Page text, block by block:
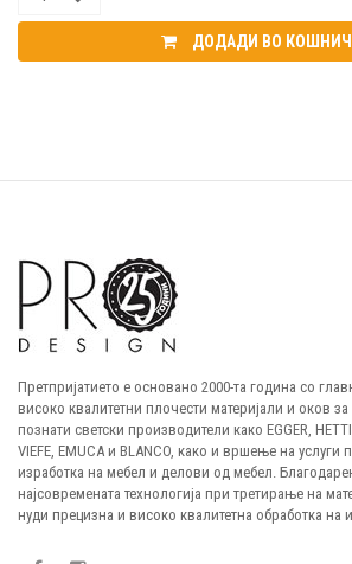
ДОДАДИ ВО
Претпријатието е основано 2000-та година со
високо квалитетни плочести материјали и оков
познати светски производители како EGGER,
VIEFE, EMUCA и BLANCO, како и вршење на услуги
изработка на мебел и делови од мебел.
најсовремената технологија при третирање на
нуди прецизна и високо квалитетна обработка на